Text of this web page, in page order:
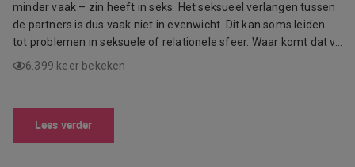
minder vaak – zin heeft in seks. Het seksueel verlangen tussen
de partners is dus vaak niet in evenwicht. Dit kan soms leiden
tot problemen in seksuele of relationele sfeer. Waar komt dat v…
6.399 keer bekeken
Lees verder